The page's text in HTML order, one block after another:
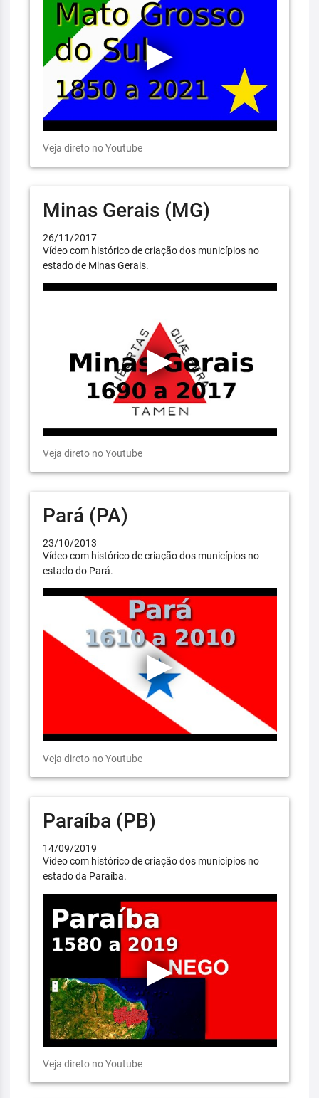
Veja direto no Youtube
Minas Gerais (MG)
26/11/2017
Vídeo com histórico de criação dos municípios no
estado de Minas Gerais.
Veja direto no Youtube
Pará (PA)
23/10/2013
Vídeo com histórico de criação dos municípios no
estado do Pará.
Veja direto no Youtube
Paraíba (PB)
14/09/2019
Vídeo com histórico de criação dos municípios no
estado da Paraíba.
Veja direto no Youtube